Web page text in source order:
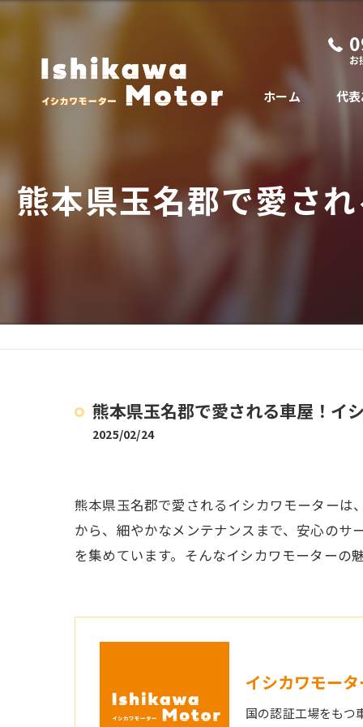
お
ホーム 代
熊本県玉名郡で愛さ
熊本県玉名郡で愛される車屋！イ
2025/02/24
熊本県玉名郡で愛されるイシカワモーターは
から、細やかなメンテナンスまで、安心の
を集めています。そんなイシカワモーターの
イシカワモータ
国の認証工場をもつ